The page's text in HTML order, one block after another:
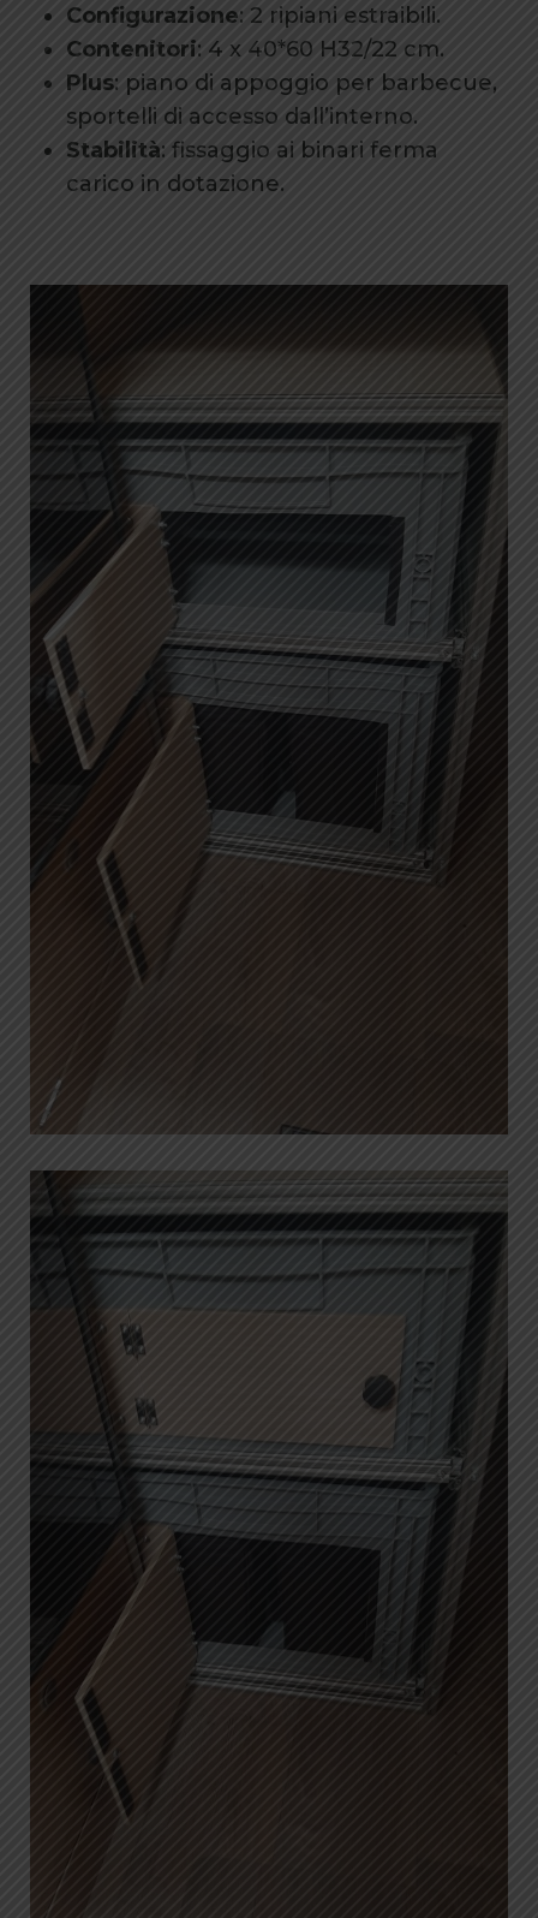
Configurazione: 2 ripiani estraibili.
Contenitori: 4 x 40*60 H32/22 cm.
Plus: piano di appoggio per barbecue,
sportelli di accesso dall’interno.
Stabilità: fissaggio ai binari ferma
carico in dotazione.